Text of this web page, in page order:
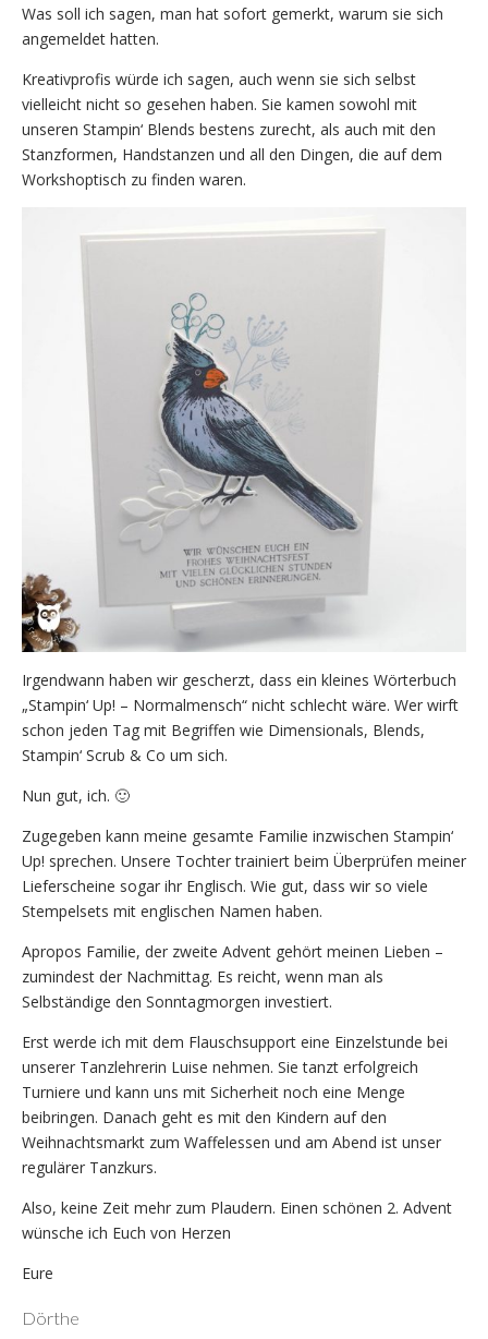
Was soll ich sagen, man hat sofort gemerkt, warum sie sich
angemeldet hatten.
Kreativprofis würde ich sagen, auch wenn sie sich selbst
vielleicht nicht so gesehen haben. Sie kamen sowohl mit
unseren Stampin‘ Blends bestens zurecht, als auch mit den
Stanzformen, Handstanzen und all den Dingen, die auf dem
Workshoptisch zu finden waren.
Irgendwann haben wir gescherzt, dass ein kleines Wörterbuch
„Stampin‘ Up! – Normalmensch“ nicht schlecht wäre. Wer wirft
schon jeden Tag mit Begriffen wie Dimensionals, Blends,
Stampin‘ Scrub & Co um sich.
Nun gut, ich. 🙂
Zugegeben kann meine gesamte Familie inzwischen Stampin‘
Up! sprechen. Unsere Tochter trainiert beim Überprüfen meiner
Lieferscheine sogar ihr Englisch. Wie gut, dass wir so viele
Stempelsets mit englischen Namen haben.
Apropos Familie, der zweite Advent gehört meinen Lieben –
zumindest der Nachmittag. Es reicht, wenn man als
Selbständige den Sonntagmorgen investiert.
Erst werde ich mit dem Flauschsupport eine Einzelstunde bei
unserer Tanzlehrerin Luise nehmen. Sie tanzt erfolgreich
Turniere und kann uns mit Sicherheit noch eine Menge
beibringen. Danach geht es mit den Kindern auf den
Weihnachtsmarkt zum Waffelessen und am Abend ist unser
regulärer Tanzkurs.
Also, keine Zeit mehr zum Plaudern. Einen schönen 2. Advent
wünsche ich Euch von Herzen
Eure
Dörthe